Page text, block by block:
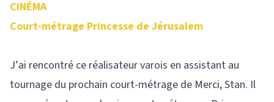
CINÉMA
Court-métrage Princesse de Jérusalem
J’ai rencontré ce réalisateur varois en assistant au
tournage du prochain court-métrage de Merci, Stan. Il